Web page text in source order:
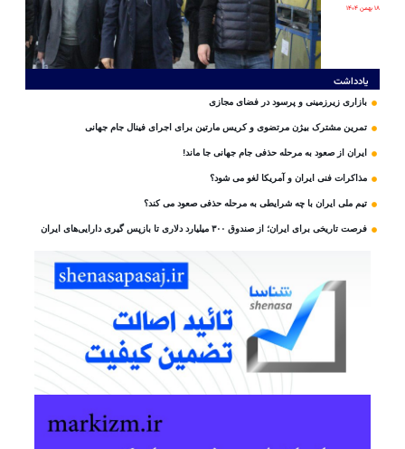
۱۸ بهمن ۱۴۰۴
یادداشت
بازاری زیرزمینی و پرسود در فضای مجازی
تمرین مشترک بیژن مرتضوی و کریس مارتین برای اجرای فینال جام جهانی
ایران از صعود به مرحله حذفی جام جهانی جا ماند!
مذاکرات فنی ایران و آمریکا لغو می شود؟
تیم ملی ایران با چه شرایطی به مرحله حذفی صعود می کند؟
فرصت تاریخی برای ایران؛ از صندوق ۳۰۰ میلیارد دلاری تا بازپس گیری دارایی‌های ایران